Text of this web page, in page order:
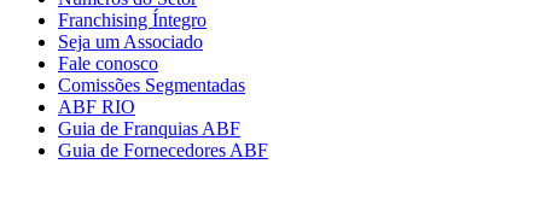
Franchising Íntegro
Seja um Associado
Fale conosco
Comissões Segmentadas
ABF RIO
Guia de Franquias ABF
Guia de Fornecedores ABF